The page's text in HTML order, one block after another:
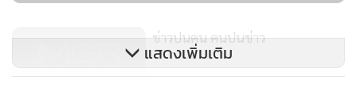
ข่าวปนคน คนปนข่าว
แสดงเพิ่มเติม